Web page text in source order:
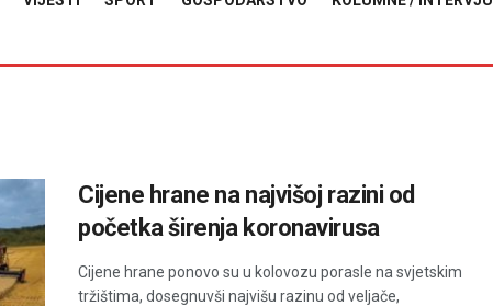
Cijene hrane na najvišoj razini od
početka širenja koronavirusa
Cijene hrane ponovo su u kolovozu porasle na svjetskim
tržištima, dosegnuvši najvišu razinu od veljače,